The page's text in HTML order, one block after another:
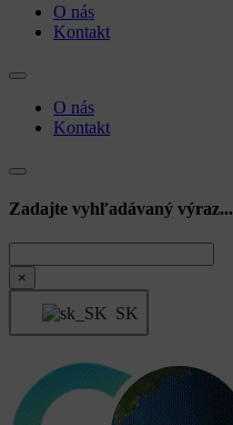
O nás
Kontakt
O nás
Kontakt
Zadajte vyhľadávaný výraz...
×
SK